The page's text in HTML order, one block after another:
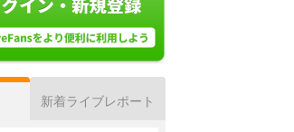
新着ライブレポート